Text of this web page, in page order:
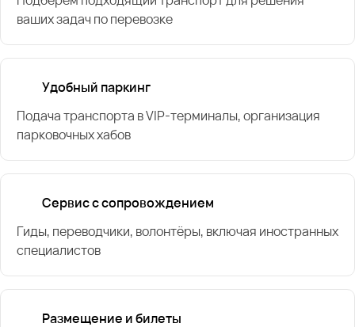
ваших задач по перевозке
Удобный паркинг
Подача транспорта в VIP-терминалы, организация
парковочных хабов
Сервис с сопровождением
Гиды, переводчики, волонтёры, включая иностранных
специалистов
Размещение и билеты